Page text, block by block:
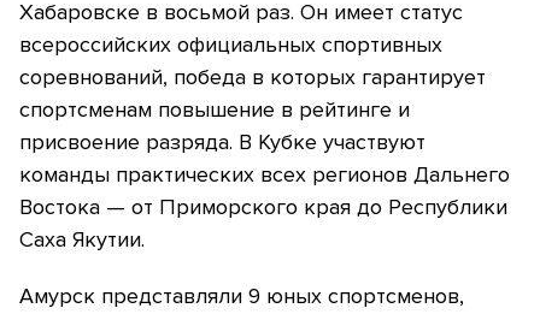
Хабаровске в восьмой раз. Он имеет статус
всероссийских официальных спортивных
соревнований, победа в которых гарантирует
спортсменам повышение в рейтинге и
присвоение разряда. В Кубке участвуют
команды практических всех регионов Дальнего
Востока — от Приморского края до Республики
Саха Якутии.
Амурск представляли 9 юных спортсменов,